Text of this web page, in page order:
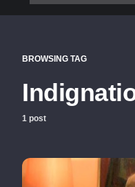
BROWSING TAG
1 post